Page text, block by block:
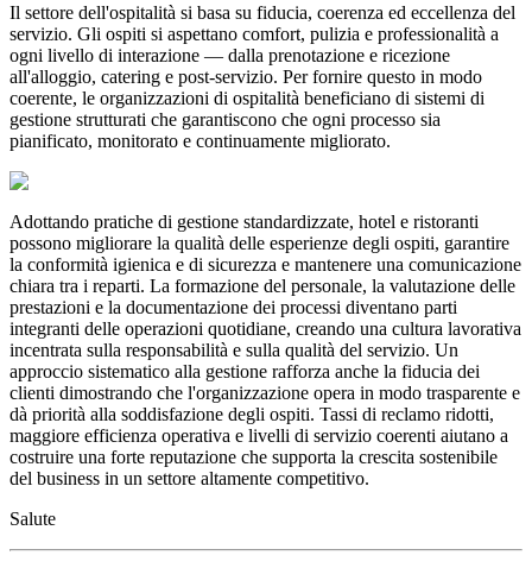
Il settore dell'ospitalità si basa su fiducia, coerenza ed eccellenza del
servizio. Gli ospiti si aspettano comfort, pulizia e professionalità a
ogni livello di interazione — dalla prenotazione e ricezione
all'alloggio, catering e post-servizio. Per fornire questo in modo
coerente, le organizzazioni di ospitalità beneficiano di sistemi di
gestione strutturati che garantiscono che ogni processo sia
pianificato, monitorato e continuamente migliorato.
Adottando pratiche di gestione standardizzate, hotel e ristoranti
possono migliorare la qualità delle esperienze degli ospiti, garantire
la conformità igienica e di sicurezza e mantenere una comunicazione
chiara tra i reparti. La formazione del personale, la valutazione delle
prestazioni e la documentazione dei processi diventano parti
integranti delle operazioni quotidiane, creando una cultura lavorativa
incentrata sulla responsabilità e sulla qualità del servizio. Un
approccio sistematico alla gestione rafforza anche la fiducia dei
clienti dimostrando che l'organizzazione opera in modo trasparente e
dà priorità alla soddisfazione degli ospiti. Tassi di reclamo ridotti,
maggiore efficienza operativa e livelli di servizio coerenti aiutano a
costruire una forte reputazione che supporta la crescita sostenibile
del business in un settore altamente competitivo.
Salute